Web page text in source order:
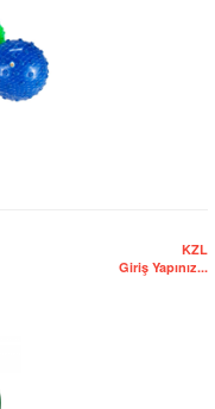
KZL
Giriş Yapınız...